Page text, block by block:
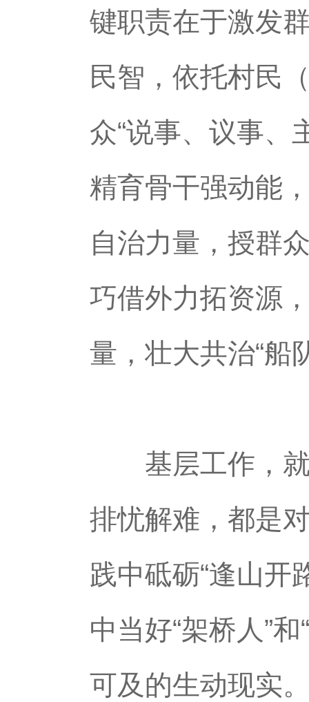
键职责在于激发
民智，依托村民
众“说事、议事、
精育骨干强动能
自治力量，授群
巧借外力拓资源
量，壮大共治“船
基层工作，就
排忧解难，都是
践中砥砺“逢山开
中当好“架桥人”
可及的生动现实